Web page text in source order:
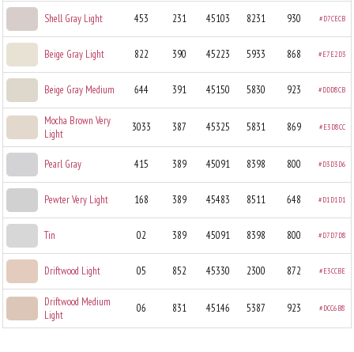
Shell Gray Light 453 231 45103 8231 930 #D7CECB
Beige Gray Light 822 390 45223 5933 868 #E7E2D3
Beige Gray Medium 644 391 45150 5830 923 #DDD8CB
Mocha Brown Very
Light
3033 387 45325 5831 869 #E3D8CC
Pearl Gray 415 389 45091 8398 800 #D3D3D6
Pewter Very Light 168 389 45483 8511 648 #D1D1D1
Tin 02 389 45091 8398 800 #D7D7D8
Driftwood Light 05 852 45330 2300 872 #E3CCBE
Driftwood Medium
Light
06 831 45146 5387 923 #DCC6B8